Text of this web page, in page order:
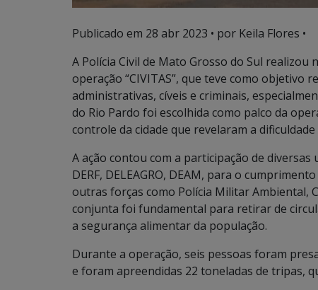
Publicado em 28 abr 2023 • por Keila Flores •
A Polícia Civil de Mato Grosso do Sul realizou
operação “CIVITAS”, que teve como objetivo
administrativas, cíveis e criminais,
do Rio Pardo foi escolhida como palco da
controle da cidade que revelaram a
A ação contou com a participação de diversas
DERF, DELEAGRO, DEAM, para o
outras forças como Polícia Militar Ambiental,
conjunta foi fundamental para retirar de
a segurança alimentar da população.
Durante a operação, seis pessoas foram
e foram apreendidas 22 toneladas de tripas,